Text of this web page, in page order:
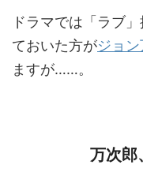
ドラマでは「ラブ
ておいた方がジョ
ますが……。
万次郎